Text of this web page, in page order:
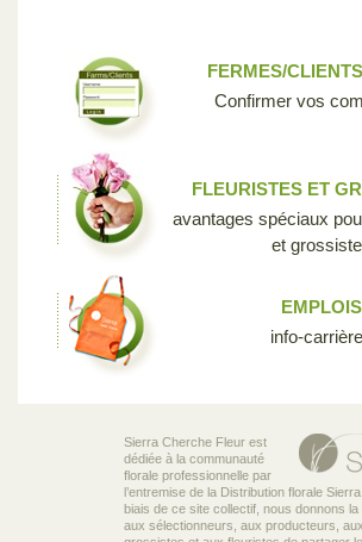
FERMES/
Confirmer vos
FLEURISTES ET
avantages spéciaux
et
EMPLOIS
info-
Sierra Cherche Fleur est
dédiée à la communauté
florale professionnelle par
l’entremise de la Distribution florale
biais de ce site collectif, nous donnons
aux sélectionneurs, aux producteurs, aux